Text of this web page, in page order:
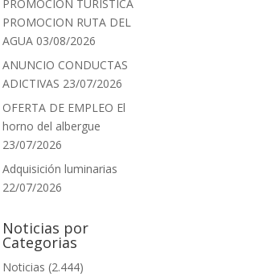
PROMOCION TURISTICA
PROMOCION RUTA DEL
AGUA 03/08/2026
ANUNCIO CONDUCTAS
ADICTIVAS 23/07/2026
OFERTA DE EMPLEO El
horno del albergue
23/07/2026
Adquisición luminarias
22/07/2026
Noticias por
Categorias
Noticias (2.444)